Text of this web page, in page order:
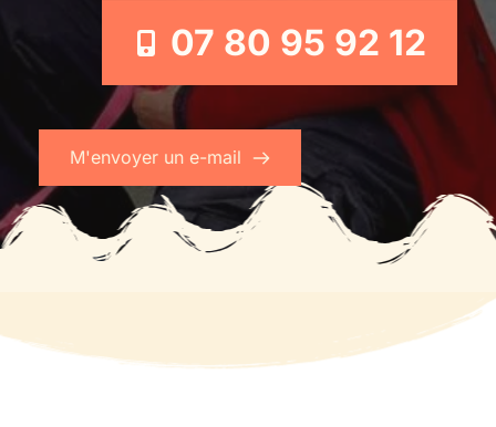
07 80 95 92 12
M'envoyer un e-mail